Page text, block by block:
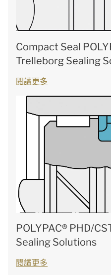
Compact Seal
Trelleborg Sealing
閱讀更多
POLYPAC® PHD/
Sealing Solutions
閱讀更多